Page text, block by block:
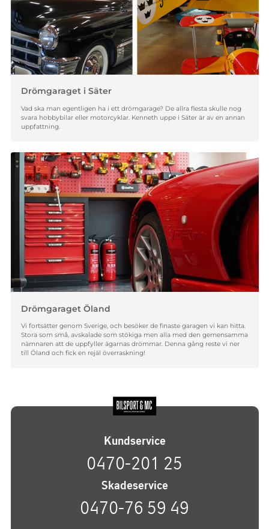
Drömgaraget i Säter
Vad ska man egentligen ha i ett drömgarage? De allra flesta skulle nog
svara hobbybilar eller motorcyklar. Kenneth uppe i Säter är av en annan
uppfattning.
Drömgaraget Öland
Vi fortsätter genom Sverige, och besöker de finaste garagen vi kan hitta.
Stora som små, avskalade som stökiga men alla med den gemensamma
nämnaren att de uppfyller ägarnas drömmar. Denna gång reste vi ner
till Öland och fick en rejäl överraskning!
Kundservice
0470-201 25
Skadeservice
0470-76 59 49